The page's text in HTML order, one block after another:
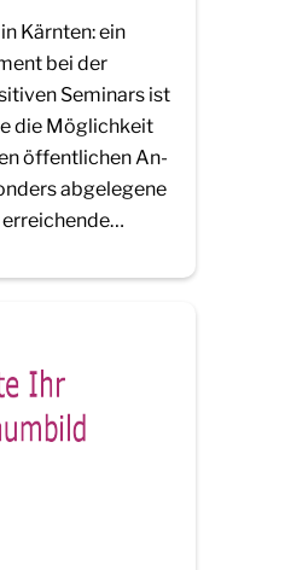
Kärnten: ein
bei der
Seminars ist
die Möglichkeit
öffentlichen An-
abgelegene